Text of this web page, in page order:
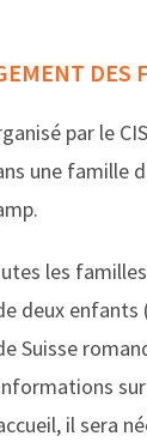
DES
par le
une famille
les
deux enfants
Suisse
il sera